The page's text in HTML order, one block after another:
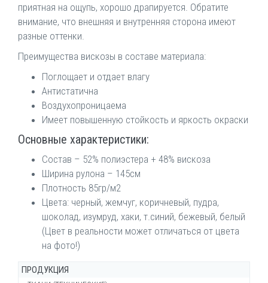
приятная на ощупь, хорошо драпируется. Обратите
внимание, что внешняя и внутренняя сторона имеют
разные оттенки.
Преимущества вискозы в составе материала:
Поглощает и отдает влагу
Антистатична
Воздухопроницаема
Имеет повышенную стойкость и яркость окраски
Основные характеристики:
Состав – 52% полиэстера + 48% вискоза
Ширина рулона – 145см
Плотность 85гр/м2
Цвета: черный, жемчуг, коричневый, пудра,
шоколад, изумруд, хаки, т.синий, бежевый, белый
(Цвет в реальности может отличаться от цвета
на фото!)
ПРОДУКЦИЯ